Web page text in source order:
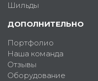
Шильды
ДОПОЛНИТЕЛЬНО
Портфолио
Наша команда
Отзывы
Оборудование